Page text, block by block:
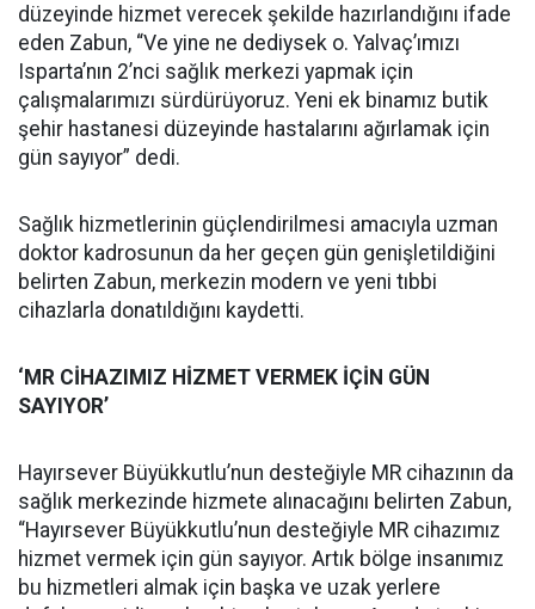
düzeyinde hizmet verecek şekilde hazırlandığını ifade
eden Zabun, “Ve yine ne dediysek o. Yalvaç’ımızı
Isparta’nın 2’nci sağlık merkezi yapmak için
çalışmalarımızı sürdürüyoruz. Yeni ek binamız butik
şehir hastanesi düzeyinde hastalarını ağırlamak için
gün sayıyor” dedi.
Sağlık hizmetlerinin güçlendirilmesi amacıyla uzman
doktor kadrosunun da her geçen gün genişletildiğini
belirten Zabun, merkezin modern ve yeni tıbbi
cihazlarla donatıldığını kaydetti.
‘MR CİHAZIMIZ HİZMET VERMEK İÇİN GÜN
SAYIYOR’
Hayırsever Büyükkutlu’nun desteğiyle MR cihazının da
sağlık merkezinde hizmete alınacağını belirten Zabun,
“Hayırsever Büyükkutlu’nun desteğiyle MR cihazımız
hizmet vermek için gün sayıyor. Artık bölge insanımız
bu hizmetleri almak için başka ve uzak yerlere